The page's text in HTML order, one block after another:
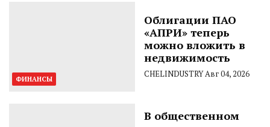
ФИНАНСЫ
Облигации ПАО
«АПРИ» теперь
можно вложить в
недвижимость
CHELINDUSTRYАвг 04, 2026
В общественном